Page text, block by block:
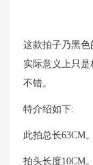
这款拍子乃黑
实际意义上只
不错。
特介绍如下:
此拍总长63CM。
拍头长度10CM。